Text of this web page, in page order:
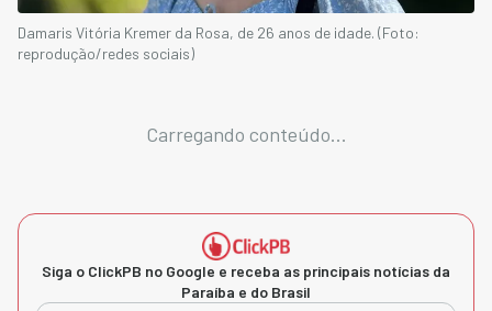
Damaris Vitória Kremer da Rosa, de 26 anos de idade. (Foto:
reprodução/redes sociais)
Carregando conteúdo...
Siga o ClickPB no Google e receba as principais notícias da
Paraíba e do Brasil